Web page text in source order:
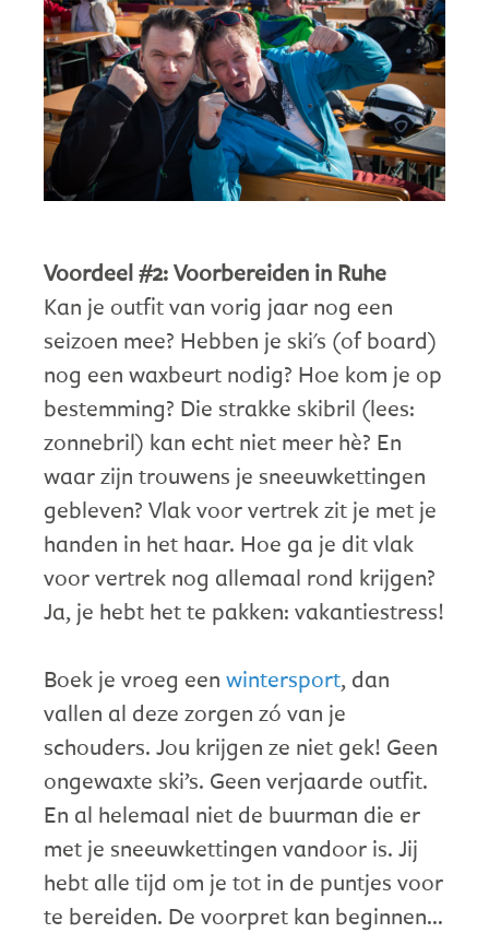
Voordeel #2: Voorbereiden in Ruhe
Kan je outfit van vorig jaar nog een
seizoen mee? Hebben je ski's (of board)
nog een waxbeurt nodig? Hoe kom je op
bestemming? Die strakke skibril (lees:
zonnebril) kan echt niet meer hè? En
waar zijn trouwens je sneeuwkettingen
gebleven? Vlak voor vertrek zit je met je
handen in het haar. Hoe ga je dit vlak
voor vertrek nog allemaal rond krijgen?
Ja, je hebt het te pakken: vakantiestress!
Boek je vroeg een wintersport, dan
vallen al deze zorgen zó van je
schouders. Jou krijgen ze niet gek! Geen
ongewaxte ski’s. Geen verjaarde outfit.
En al helemaal niet de buurman die er
met je sneeuwkettingen vandoor is. Jij
hebt alle tijd om je tot in de puntjes voor
te bereiden. De voorpret kan beginnen…